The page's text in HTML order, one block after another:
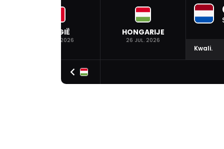
BELGIË
19 JUL. 2026
HONGARIJE
26 JUL. 2026
Kwali.